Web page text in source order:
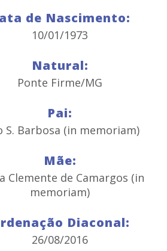
de Nascimento:
10/01/1973
Natural:
Ponte Firme/MG
Pai:
S. Barbosa (in memoriam)
Mãe:
Clemente de Camargos (in
memoriam)
Diaconal:
26/08/2016